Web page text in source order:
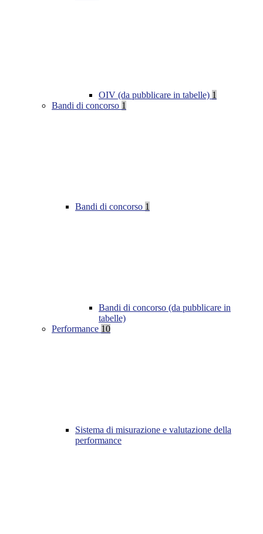
OIV (da pubblicare in tabelle) 1
Bandi di concorso 1
Bandi di concorso 1
Bandi di concorso (da pubblicare in
tabelle)
Performance 10
Sistema di misurazione e valutazione della
performance